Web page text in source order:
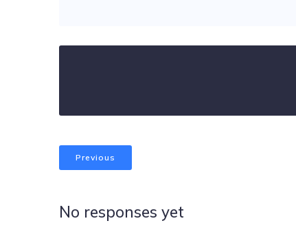
Previous
No responses yet